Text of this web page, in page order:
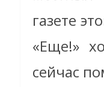
газете
«Еще!»
сейчас